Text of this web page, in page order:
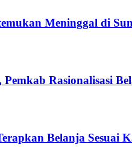
Meninggal di
Rasionalisasi
Belanja Sesuai